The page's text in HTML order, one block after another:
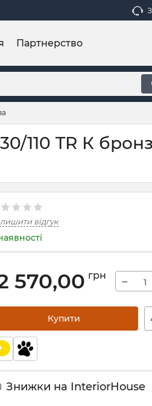
Партнерство
110 TR К
відгук
570,00 грн −
Купити
Знижки на InteriorHouse